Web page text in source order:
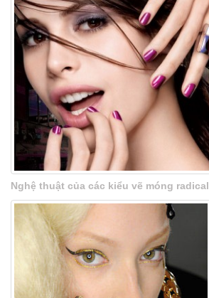
Nghệ thuật của các kiểu vẽ móng radical